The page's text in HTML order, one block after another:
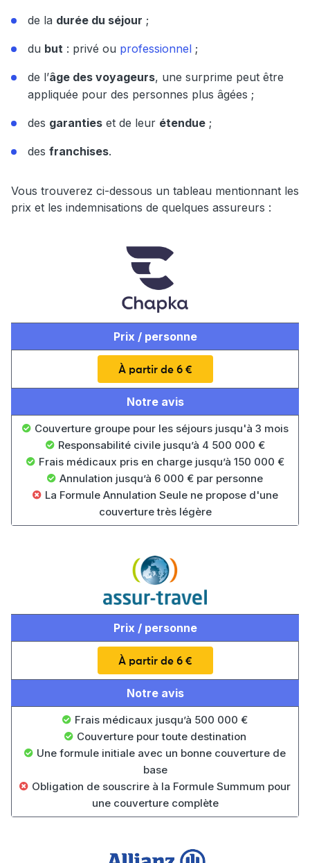
de la durée du séjour ;
du but : privé ou professionnel ;
de l’âge des voyageurs, une surprime peut être
appliquée pour des personnes plus âgées ;
des garanties et de leur étendue ;
des franchises.
Vous trouverez ci-dessous un tableau mentionnant les
prix et les indemnisations de quelques assureurs :
Prix / personne
À partir de 6 €
Notre avis
Couverture groupe pour les séjours jusqu'à 3 mois
Responsabilité civile jusqu’à 4 500 000 €
Frais médicaux pris en charge jusqu’à 150 000 €
Annulation jusqu’à 6 000 € par personne
La Formule Annulation Seule ne propose d'une
couverture très légère
Prix / personne
À partir de 6 €
Notre avis
Frais médicaux jusqu’à 500 000 €
Couverture pour toute destination
Une formule initiale avec un bonne couverture de
base
Obligation de souscrire à la Formule Summum pour
une couverture complète